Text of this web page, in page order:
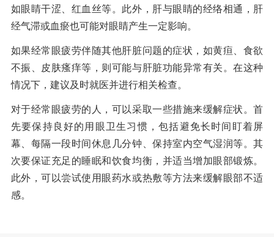
如眼睛干涩、红血丝等。此外，肝与眼睛的经络相通，肝
经气滞或血瘀也可能对眼睛产生一定影响。
如果经常眼疲劳伴随其他肝脏问题的症状，如黄疸、食欲
不振、皮肤瘙痒等，则可能与肝脏功能异常有关。在这种
情况下，建议及时就医并进行相关检查。
对于经常眼疲劳的人，可以采取一些措施来缓解症状。首
先要保持良好的用眼卫生习惯，包括避免长时间盯着屏
幕、每隔一段时间休息几分钟、保持室内空气湿润等。其
次要保证充足的睡眠和饮食均衡，并适当增加眼部锻炼。
此外，可以尝试使用眼药水或热敷等方法来缓解眼部不适
感。